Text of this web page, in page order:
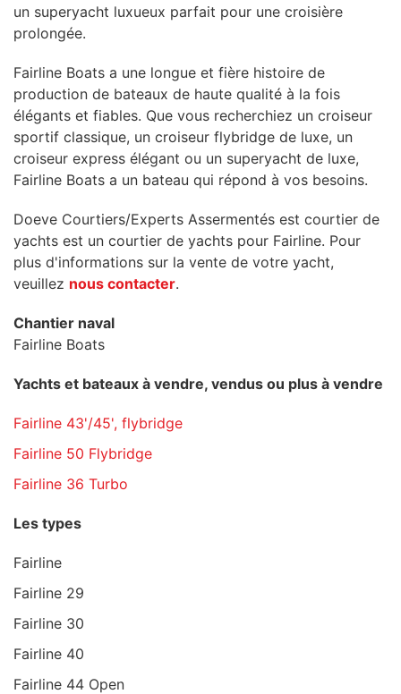
un superyacht luxueux parfait pour une croisière
prolongée.
Fairline Boats a une longue et fière histoire de
production de bateaux de haute qualité à la fois
élégants et fiables. Que vous recherchiez un croiseur
sportif classique, un croiseur flybridge de luxe, un
croiseur express élégant ou un superyacht de luxe,
Fairline Boats a un bateau qui répond à vos besoins.
Doeve Courtiers/Experts Assermentés est courtier de
yachts est un courtier de yachts pour Fairline. Pour
plus d'informations sur la vente de votre yacht,
veuillez nous contacter.
Chantier naval
Fairline Boats
Yachts et bateaux à vendre, vendus ou plus à vendre
Fairline 43'/45', flybridge
Fairline 50 Flybridge
Fairline 36 Turbo
Les types
Fairline
Fairline 29
Fairline 30
Fairline 40
Fairline 44 Open